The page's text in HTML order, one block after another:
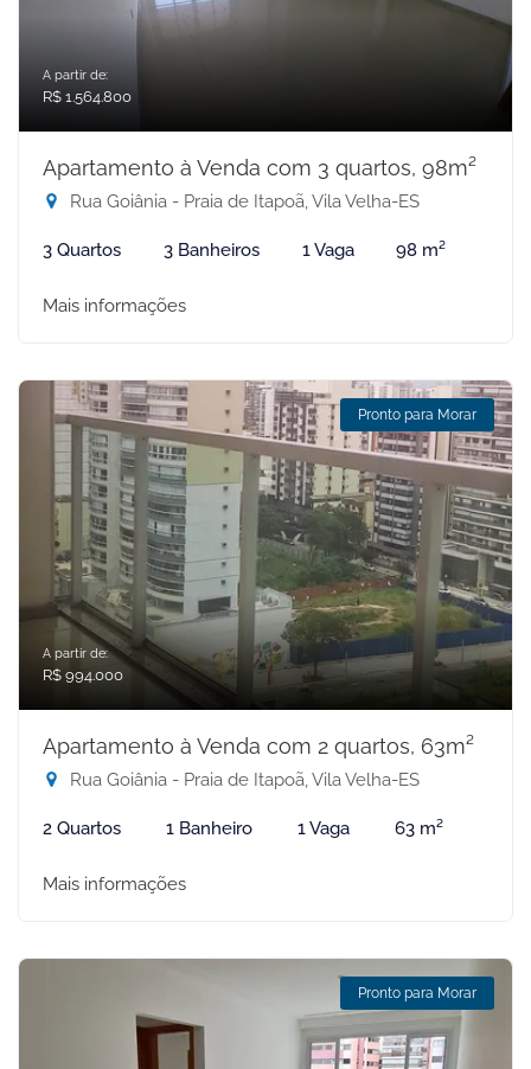
A partir de:
R$ 1.564.800
Apartamento à Venda com 3 quartos, 98m²
Rua Goiânia - Praia de Itapoã, Vila Velha-ES
3 Quartos 3 Banheiros 1 Vaga 98 m²
Mais informações
Pronto para Morar
A partir de:
R$ 994.000
Apartamento à Venda com 2 quartos, 63m²
Rua Goiânia - Praia de Itapoã, Vila Velha-ES
2 Quartos 1 Banheiro 1 Vaga 63 m²
Mais informações
Pronto para Morar